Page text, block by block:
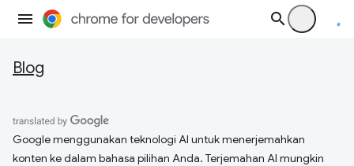
Blog
Google menggunakan teknologi AI untuk menerjemahkan
konten ke dalam bahasa pilihan Anda. Terjemahan AI mungkin